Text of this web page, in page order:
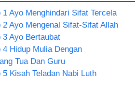
1 Ayo Menghindari Sifat Tercela
2 Ayo Mengenal Sifat-Sifat Allah
3 Ayo Bertaubat
4 Hidup Mulia Dengan
Tua Dan Guru
5 Kisah Teladan Nabi Luth